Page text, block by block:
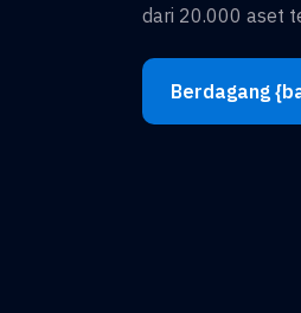
dari 20.000 aset
Berdagang